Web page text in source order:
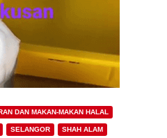
DAN MAKAN-MAKAN HALAL
SELANGOR SHAH ALAM